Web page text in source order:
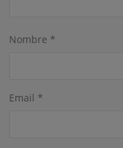
Nombre *
Email *